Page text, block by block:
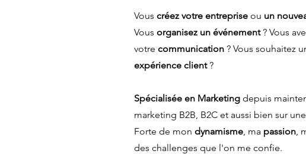
Vous créez votre entreprise ou un
Vous organisez un événement? Vous
votre communication ? Vous souhaitez
expérience client?
Spécialisée en Marketing depuis
marketing B2B, B2C et aussi bien sur
Forte de mon dynamisme, ma passion,
des challenges que l'on me confie.